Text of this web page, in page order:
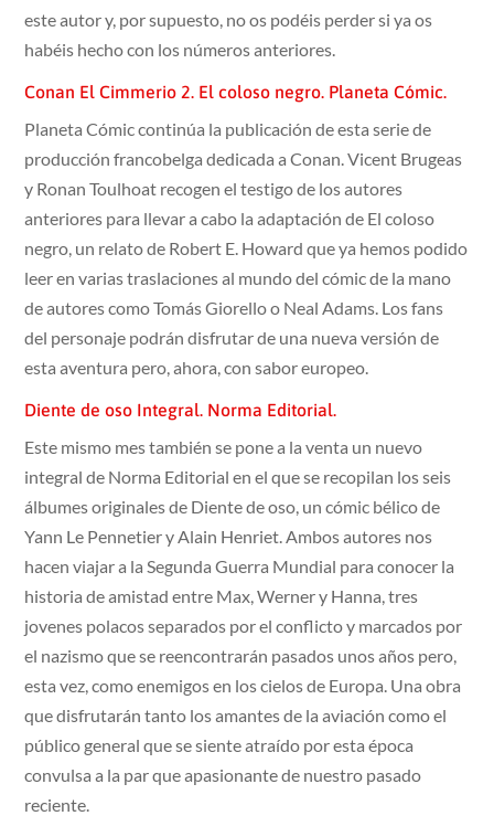
este autor y, por supuesto, no os podéis perder si ya os
habéis hecho con los números anteriores.
Conan El Cimmerio 2. El coloso negro. Planeta Cómic.
Planeta Cómic continúa la publicación de esta serie de
producción francobelga dedicada a Conan. Vicent Brugeas
y Ronan Toulhoat recogen el testigo de los autores
anteriores para llevar a cabo la adaptación de El coloso
negro, un relato de Robert E. Howard que ya hemos podido
leer en varias traslaciones al mundo del cómic de la mano
de autores como Tomás Giorello o Neal Adams. Los fans
del personaje podrán disfrutar de una nueva versión de
esta aventura pero, ahora, con sabor europeo.
Diente de oso Integral. Norma Editorial.
Este mismo mes también se pone a la venta un nuevo
integral de Norma Editorial en el que se recopilan los seis
álbumes originales de Diente de oso, un cómic bélico de
Yann Le Pennetier y Alain Henriet. Ambos autores nos
hacen viajar a la Segunda Guerra Mundial para conocer la
historia de amistad entre Max, Werner y Hanna, tres
jovenes polacos separados por el conflicto y marcados por
el nazismo que se reencontrarán pasados unos años pero,
esta vez, como enemigos en los cielos de Europa. Una obra
que disfrutarán tanto los amantes de la aviación como el
público general que se siente atraído por esta época
convulsa a la par que apasionante de nuestro pasado
reciente.